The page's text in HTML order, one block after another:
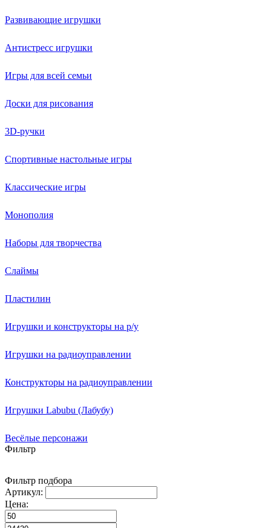
Развивающие игрушки
Антистресс игрушки
Игры для всей семьи
Доски для рисования
3D-ручки
Спортивные настольные игры
Классические игры
Монополия
Наборы для творчества
Слаймы
Пластилин
Игрушки и конструкторы на р/у
Игрушки на радиоуправлении
Конструкторы на радиоуправлении
Игрушки Labubu (Лабубу)
Весёлые персонажи
Фильтр
Фильтр подбора
Артикул:
Цена: